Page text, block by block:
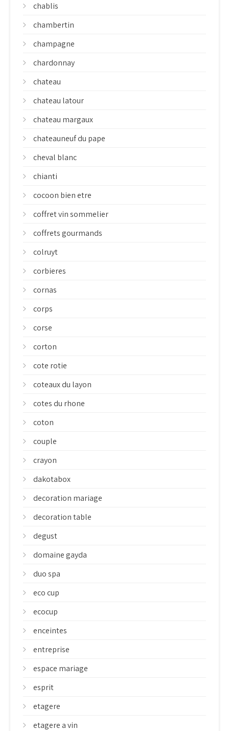
chablis
chambertin
champagne
chardonnay
chateau
chateau latour
chateau margaux
chateauneuf du pape
cheval blanc
chianti
cocoon bien etre
coffret vin sommelier
coffrets gourmands
colruyt
corbieres
cornas
corps
corse
corton
cote rotie
coteaux du layon
cotes du rhone
coton
couple
crayon
dakotabox
decoration mariage
decoration table
degust
domaine gayda
duo spa
eco cup
ecocup
enceintes
entreprise
espace mariage
esprit
etagere
etagere a vin